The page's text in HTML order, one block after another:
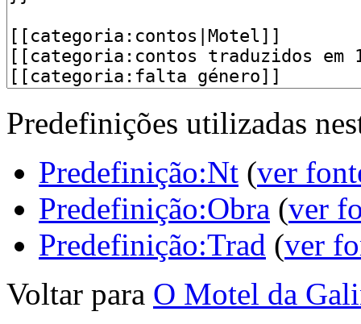
Predefinições utilizadas
Predefinição:Nt (ver
Predefinição:Obra (ver
Predefinição:Trad (ver
Voltar para O Motel da